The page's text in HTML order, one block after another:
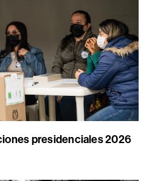
presidenciales 2026